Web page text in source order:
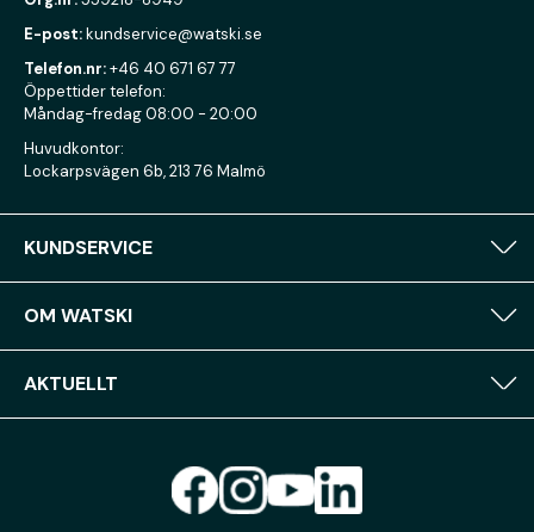
E-post:kundservice@watski.se
Telefon.nr:+46 40 671 67 77
Öppettider telefon:
Måndag-fredag 08:00 - 20:00
Huvudkontor:
Lockarpsvägen 6b, 213 76 Malmö
KUNDSERVICE
OM WATSKI
AKTUELLT